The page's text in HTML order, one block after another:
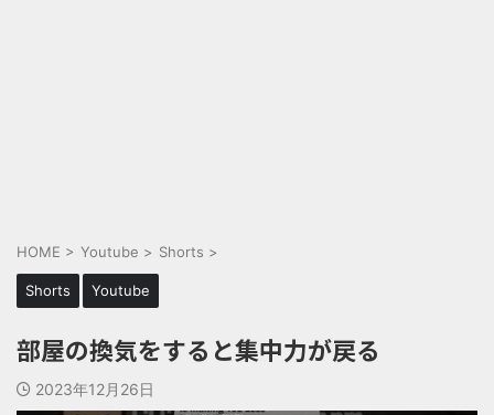
HOME > Youtube > Shorts >
Shorts Youtube
部屋の換気をすると集中力が戻る
2023年12月26日